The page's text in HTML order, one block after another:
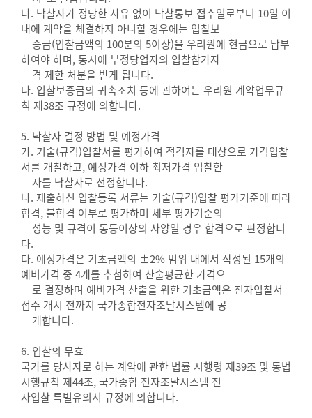
나. 낙찰자가 정당한 사유 없이 낙찰통보 접수일로부터 10일 이
내에 계약을 체결하지 아니할 경우에는 입찰보
증금(입찰금액의 100분의 5이상)을 우리원에 현금으로 납부
하여야 하며, 동시에 부정당업자의 입찰참가자
격 제한 처분을 받게 됩니다.
다. 입찰보증금의 귀속조치 등에 관하여는 우리원 계약업무규
칙 제38조 규정에 의합니다.
5. 낙찰자 결정 방법 및 예정가격
가. 기술(규격)입찰서를 평가하여 적격자를 대상으로 가격입찰
서를 개찰하고, 예정가격 이하 최저가격 입찰한
자를 낙찰자로 선정합니다.
나. 제출하신 입찰등록 서류는 기술(규격)입찰 평가기준에 따라
합격, 불합격 여부로 평가하며 세부 평가기준의
성능 및 규격이 동등이상의 사양일 경우 합격으로 판정합니
다.
다. 예정가격은 기초금액의 ±2% 범위 내에서 작성된 15개의
예비가격 중 4개를 추첨하여 산술평균한 가격으
로 결정하며 예비가격 산출을 위한 기초금액은 전자입찰서
접수 개시 전까지 국가종합전자조달시스템에 공
개합니다.
6. 입찰의 무효
국가를 당사자로 하는 계약에 관한 법률 시행령 제39조 및 동법
시행규칙 제44조, 국가종합 전자조달시스템 전
자입찰 특별유의서 규정에 의합니다.